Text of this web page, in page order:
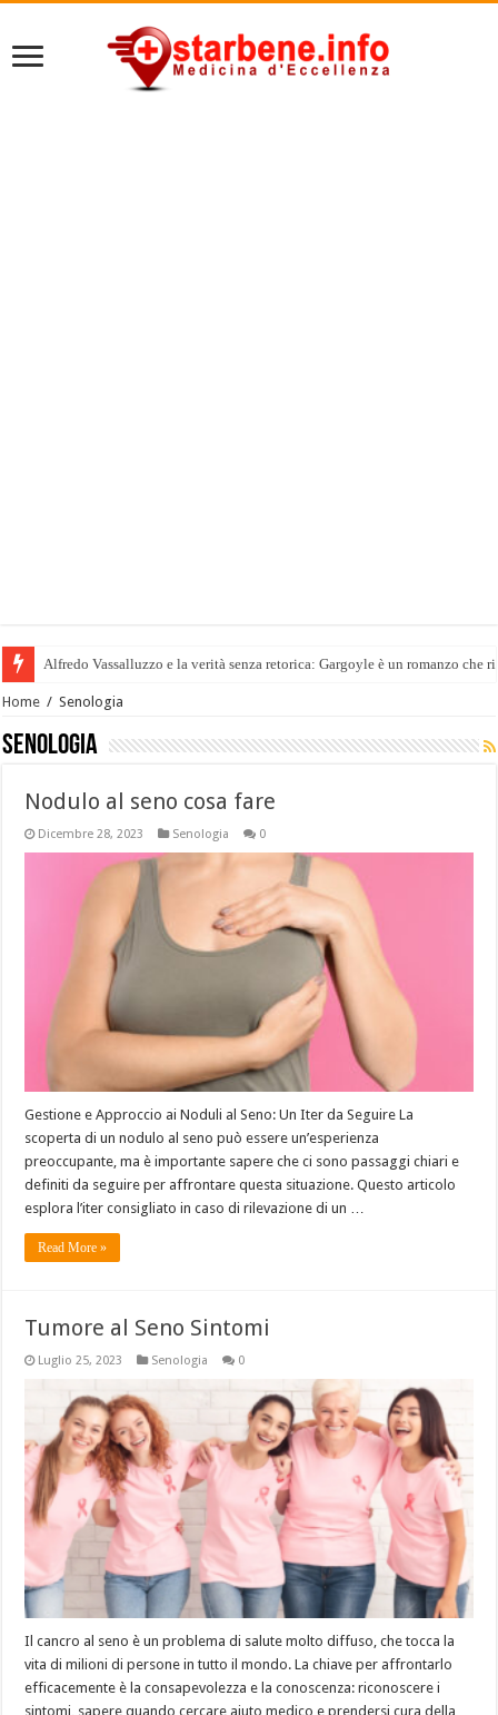
Alfredo Vassalluzzo e la verità senza retorica: Gargoyle è un romanzo
Home / Senologia
Senologia
Nodulo al seno cosa fare
Dicembre 28, 2023 Senologia 0
Gestione e Approccio ai Noduli al Seno: Un Iter da Seguire La
scoperta di un nodulo al seno può essere un’esperienza
preoccupante, ma è importante sapere che ci sono passaggi chiari e
definiti da seguire per affrontare questa situazione. Questo articolo
esplora l’iter consigliato in caso di rilevazione di un …
Read More »
Tumore al Seno Sintomi
Luglio 25, 2023 Senologia 0
Il cancro al seno è un problema di salute molto diffuso, che tocca la
vita di milioni di persone in tutto il mondo. La chiave per affrontarlo
efficacemente è la consapevolezza e la conoscenza: riconoscere i
sintomi, sapere quando cercare aiuto medico e prendersi cura della